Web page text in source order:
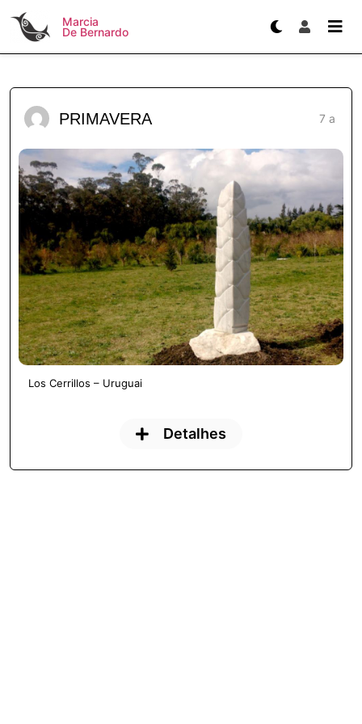
Marcia
De Bernardo
PRIMAVERA 7 a
Los Cerrillos – Uruguai
Detalhes